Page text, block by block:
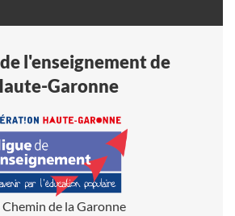
l'enseignement de
Garonne
de la Garonne